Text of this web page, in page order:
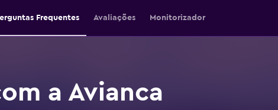
Frequentes Avaliações Monitorizador
a Avianca